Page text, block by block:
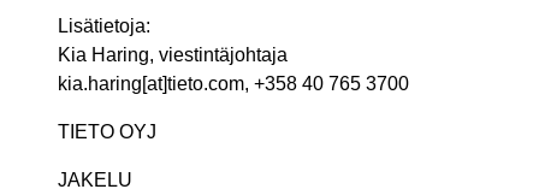
Lisätietoja:
Kia Haring, viestintäjohtaja
kia.haring[at]tieto.com, +358 40 765 3700
TIETO OYJ
JAKELU